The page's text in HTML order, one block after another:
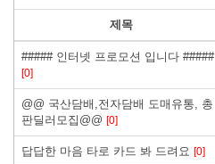
제목
##### 인터넷 프로모션 입니다 #####
[0]
@@ 국산담배,전자담배 도매유통, 총
판딜러모집@@ [0]
답답한 마음 타로 카드 봐 드려요 [0]